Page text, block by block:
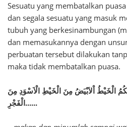
Sesuatu yang membatalkan
dan segala sesuatu yang masuk
tubuh yang berkesinambungan
dan memasukannya dengan
perbuatan tersebut dilakukan
maka tidak membatalkan puasa.
الْخَيْطُ اْلاَبْيَضُ مِنَ الْخَيْطِ الْاَسْوَدِ مِنَ
الْفَجْرِ......